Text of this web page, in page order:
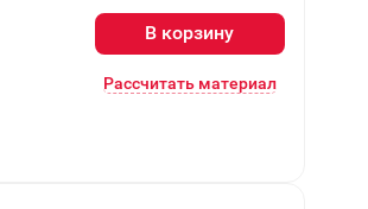
В корзину
Рассчитать материал